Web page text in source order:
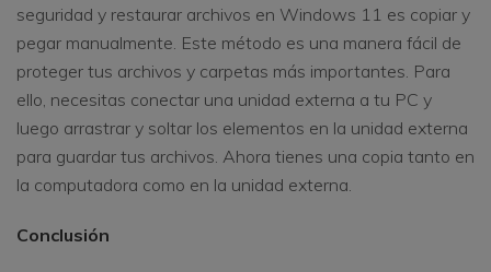
seguridad y restaurar archivos en Windows 11 es copiar y
pegar manualmente. Este método es una manera fácil de
proteger tus archivos y carpetas más importantes. Para
ello, necesitas conectar una unidad externa a tu PC y
luego arrastrar y soltar los elementos en la unidad externa
para guardar tus archivos. Ahora tienes una copia tanto en
la computadora como en la unidad externa.
Conclusión